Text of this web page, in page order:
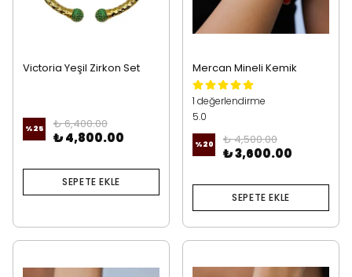
Victoria Yeşil Zirkon Set
%25 ₺ 6,400.00
₺ 4,800.00
SEPETE EKLE
Mercan Mineli Kemik
Şehrazat Kombin
1 değerlendirme
5.0
%20 ₺ 4,500.00
₺ 3,600.00
SEPETE EKLE